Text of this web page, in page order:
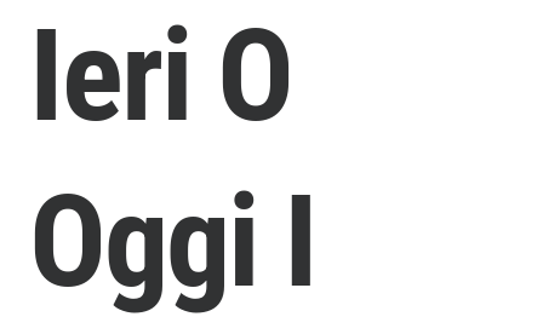
Ieri O
Oggi I